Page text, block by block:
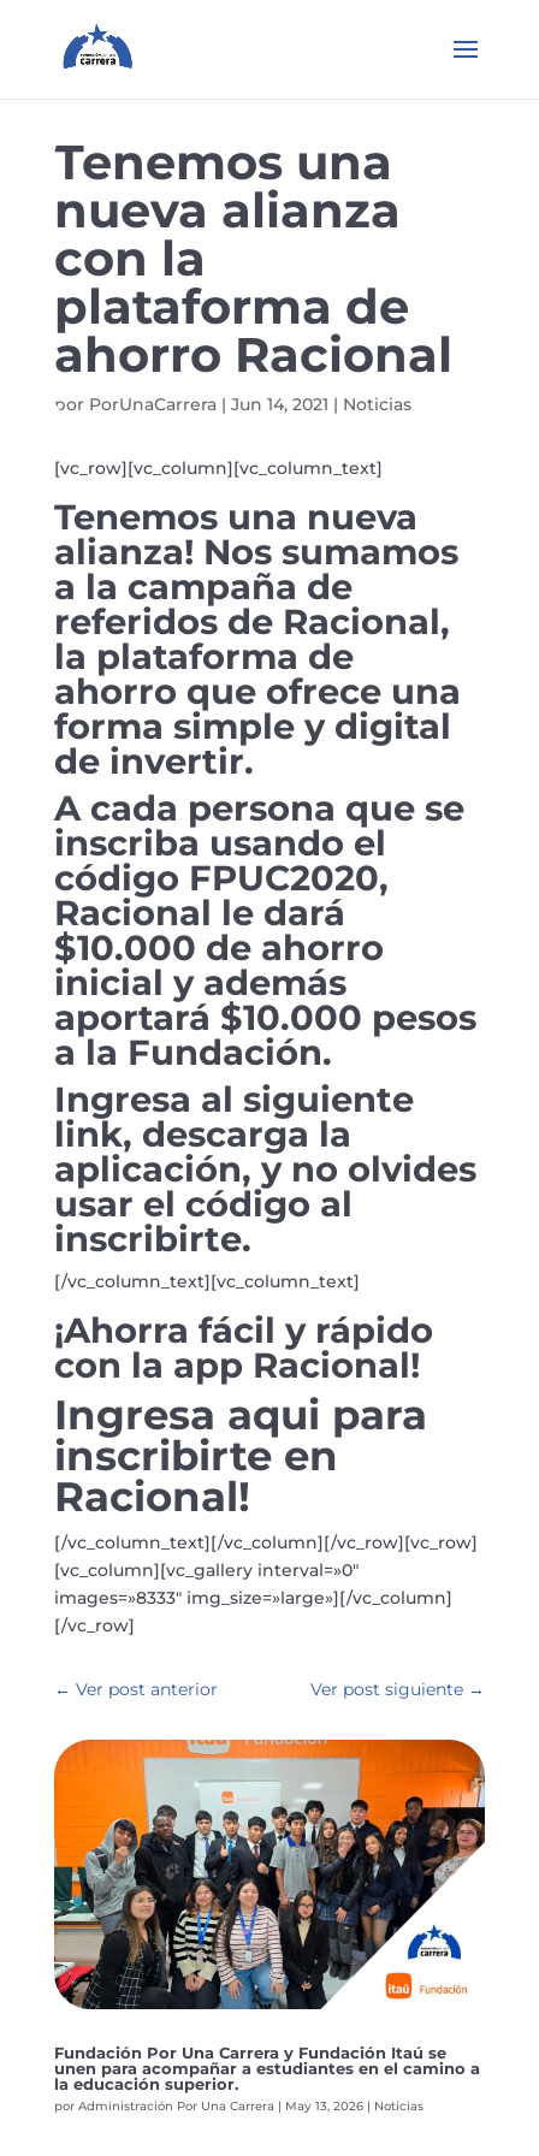
Tenemos una
nueva alianza
con la
plataforma de
ahorro Racional
por PorUnaCarrera| Jun 14, 2021 | Noticias
[vc_row][vc_column][vc_column_text]
Tenemos una nueva
alianza! Nos sumamos
a la campaña de
referidos de Racional,
la plataforma de
ahorro que ofrece una
forma simple y digital
de invertir.
A cada persona que se
inscriba usando el
código FPUC2020,
Racional le dará
$10.000 de ahorro
inicial y además
aportará $10.000 pesos
a la Fundación.
Ingresa al siguiente
link, descarga la
aplicación, y no olvides
usar el código al
inscribirte.
[/vc_column_text][vc_column_text]
¡Ahorra fácil y rápido
con la app Racional!
Ingresa aqui para
inscribirte en
Racional!
[/vc_column_text][/vc_column][/vc_row][vc_row]
[vc_column][vc_gallery interval=»0″
images=»8333″ img_size=»large»][/vc_column]
[/vc_row]
← Ver post anterior Ver post siguiente →
Fundación Por Una Carrera y Fundación Itaú se
unen para acompañar a estudiantes en el camino a
la educación superior.
por Administración Por Una Carrera | May 13, 2026| Noticias